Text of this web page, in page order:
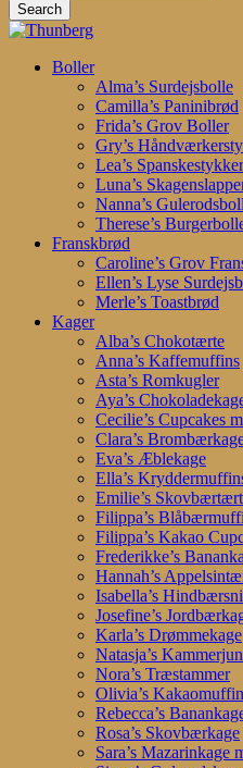
Search
Close
search
account
Menu
Boller
Alma’s Surdejsbolle
Camilla’s Paninibrød
Frida’s Grov Boller
Gry’s
Lea’s Spanskestykker
Luna’s
Nanna’s
Therese’s
Franskbrød
Caroline’s Grov
Ellen’s Lyse
Merle’s Toastbrød
Kager
Alba’s Chokotærte
Anna’s Kaffemuffins
Asta’s Romkugler
Aya’s
Cecilie’s Cupcakes
Clara’s
Eva’s Æblekage
Ella’s
Emilie’s
Filippa’s
Filippa’s Kakao
Frederikke’s
Hannah’s
Isabella’s
Josefine’s
Karla’s Drømmekage
Natasja’s
Nora’s Træstammer
Olivia’s
Rebecca’s
Rosa’s Skovbærkage
Sara’s Mazarinkage